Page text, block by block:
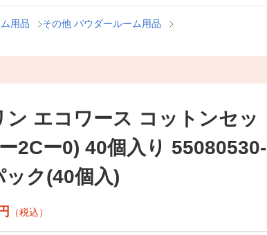
用品
その他 パウダールーム用品
ン エコワース コットンセッ
ー2Cー0) 40個入り 55080530-
ック(40個入)
円 （税込）